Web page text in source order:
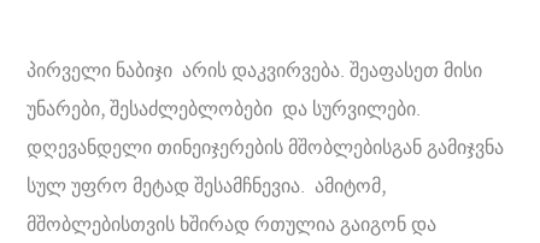
პირველი ნაბიჯი არის დაკვირვება. შეაფასეთ მისი
უნარები, შესაძლებლობები და სურვილები.
დღევანდელი თინეიჯერების მშობლებისგან გამიჯვნა
სულ უფრო მეტად შესამჩნევია. ამიტომ,
მშობლებისთვის ხშირად რთულია გაიგონ და